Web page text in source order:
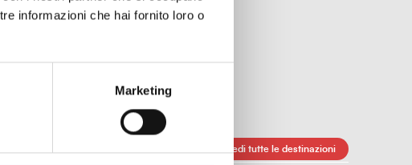
informazioni che hai fornito loro o
Marketing
Trasporti pubblici
Vedi tutte le destinazioni